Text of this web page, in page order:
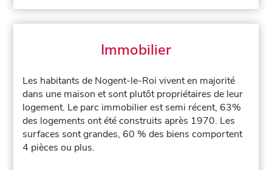
Immobilier
Les habitants de Nogent-le-Roi vivent en majorité
dans une maison et sont plutôt propriétaires de leur
logement. Le parc immobilier est semi récent, 63%
des logements ont été construits après 1970. Les
surfaces sont grandes, 60 % des biens comportent
4 pièces ou plus.